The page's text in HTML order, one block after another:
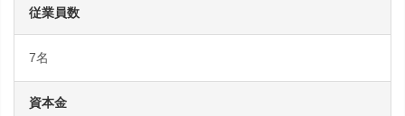
従業員数
7名
資本金